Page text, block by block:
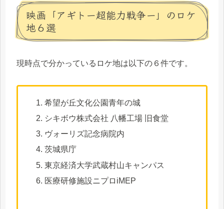
映画「アギトー超能力戦争ー」のロケ
地６選
現時点で分かっているロケ地は以下の６件です。
希望が丘文化公園青年の城
シキボウ株式会社 八幡工場 旧食堂
ヴォーリズ記念病院内
茨城県庁
東京経済大学武蔵村山キャンパス
医療研修施設ニプロiMEP